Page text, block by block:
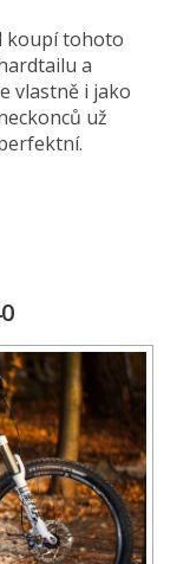
koupí tohoto
a
vlastně i jako
už